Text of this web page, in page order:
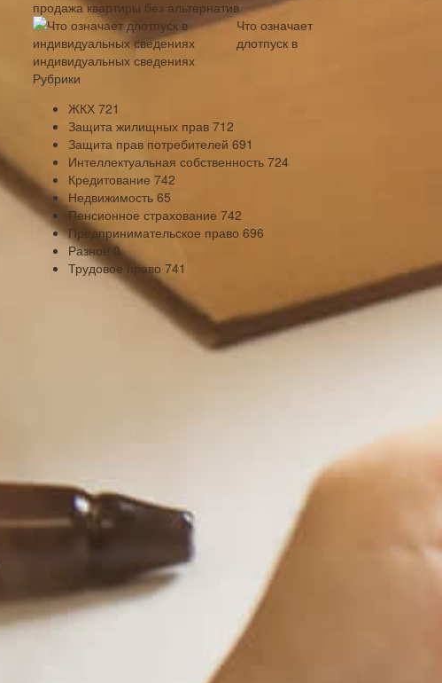
продажа квартиры без альтернатив
Что означает
длотпуск в
индивидуальных сведениях
Рубрики
ЖКХ 721
Защита жилищных прав 712
Защита прав потребителей 691
Интеллектуальная собственность 724
Кредитование 742
Недвижимость 65
Пенсионное страхование 742
Предпринимательское право 696
Разное0
Трудовое право 741